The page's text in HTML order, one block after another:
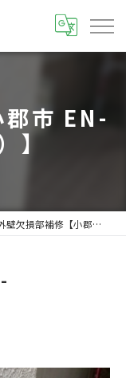
市 EN-
】
欠損部補修【小郡市 EN-BRIDGE（株）】